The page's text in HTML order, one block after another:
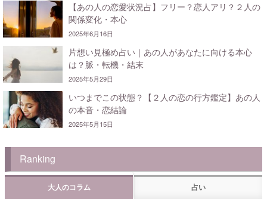
【あの人の恋愛状況占】フリー？恋人アリ？２人の
関係変化・本心
2025年6月16日
片想い見極め占い｜あの人があなたに向ける本心
は？脈・転機・結末
2025年5月29日
いつまでこの状態？【２人の恋の行方鑑定】あの人
の本音・恋結論
2025年5月15日
Ranking
大人のコラム 占い